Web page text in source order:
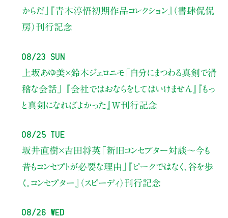
からだ」
『青木淳悟初期作品コレクション』（書肆侃侃
房）刊行記念
08/23 Sun
上坂あゆ美×鈴木ジェロニモ 「自分にまつわる真剣で滑
稽な会話」
『会社ではおならをしてはいけません』『もっ
と真剣になればよかった』W刊行記念
08/25 Tue
坂井直樹×吉田将英「新旧コンセプター対談～今も
昔もコンセプトが必要な理由」
『ピークではなく、谷を歩
く。コンセプター』（スピーディ）刊行記念
08/26 Wed